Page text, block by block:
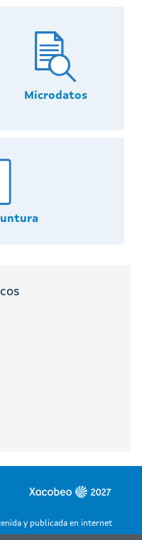
Microdatos
y publicada en internet